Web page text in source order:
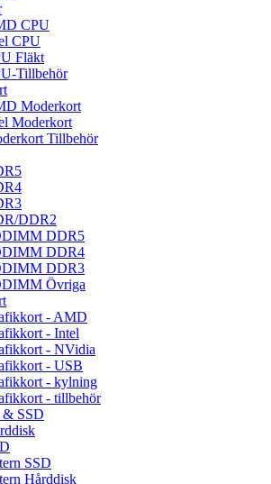
CPU
CPU
Fläkt
Tillbehör
Moderkort
Moderkort
Tillbehör
DDR2
DDR5
DDR4
DDR3
Övriga
- AMD
- Intel
- NVidia
- USB
- kylning
- tillbehör
& SSD
SSD
Hårddisk